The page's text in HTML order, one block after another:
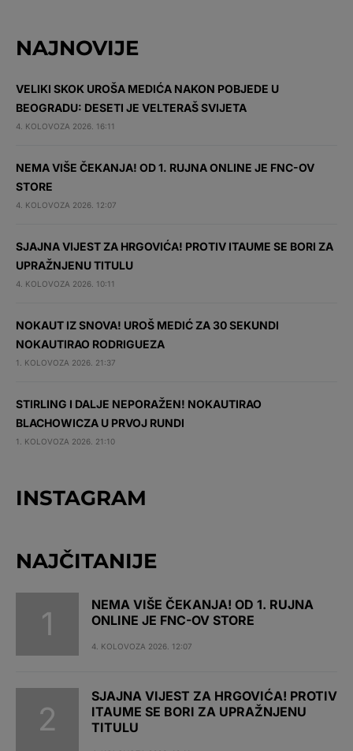
NAJNOVIJE
VELIKI SKOK UROŠA MEDIĆA NAKON POBJEDE U
BEOGRADU: DESETI JE VELTERAŠ SVIJETA
4. KOLOVOZA 2026. 16:11
NEMA VIŠE ČEKANJA! OD 1. RUJNA ONLINE JE FNC-OV
STORE
4. KOLOVOZA 2026. 12:07
SJAJNA VIJEST ZA HRGOVIĆA! PROTIV ITAUME SE BORI ZA
UPRAŽNJENU TITULU
4. KOLOVOZA 2026. 10:11
NOKAUT IZ SNOVA! UROŠ MEDIĆ ZA 30 SEKUNDI
NOKAUTIRAO RODRIGUEZA
1. KOLOVOZA 2026. 21:37
STIRLING I DALJE NEPORAŽEN! NOKAUTIRAO
BLACHOWICZA U PRVOJ RUNDI
1. KOLOVOZA 2026. 21:10
INSTAGRAM
NAJČITANIJE
NEMA VIŠE ČEKANJA! OD 1. RUJNA
ONLINE JE FNC-OV STORE
4. KOLOVOZA 2026. 12:07
SJAJNA VIJEST ZA HRGOVIĆA! PROTIV
ITAUME SE BORI ZA UPRAŽNJENU
TITULU